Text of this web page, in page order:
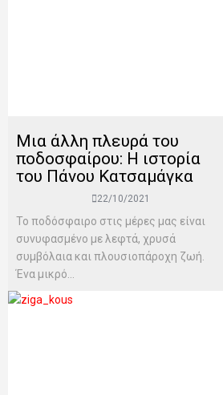
Μια άλλη πλευρά του
ποδοσφαίρου: Η ιστορία
του Πάνου Κατσαμάγκα
22/10/2021
Το ποδόσφαιρο στις μέρες μας είναι
συνυφασμένο με λεφτά, χρυσά
συμβόλαια και πλουσιοπάροχη ζωή.
Ένα μικρό...